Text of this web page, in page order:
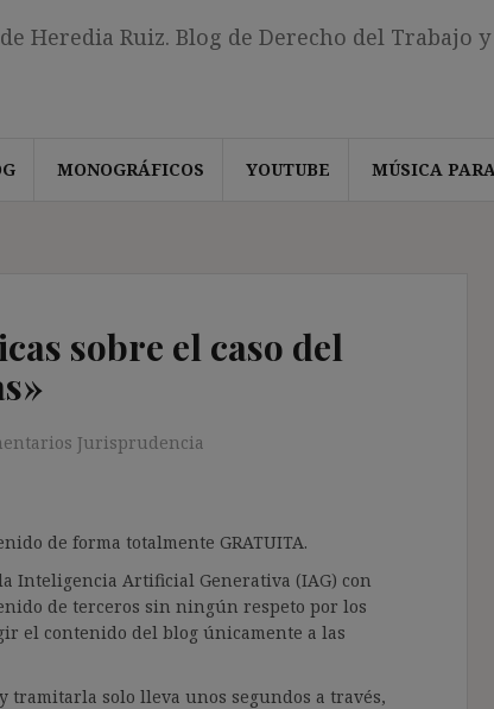
Heredia Ruiz. Blog de Derecho del Trabajo
MONOGRÁFICOS YOUTUBE MÚSICA
sobre el caso del
Jurisprudencia
de forma totalmente GRATUITA.
Inteligencia Artificial Generativa (IAG) con
de terceros sin ningún respeto por los
el contenido del blog únicamente a las
tramitarla solo lleva unos segundos a través,